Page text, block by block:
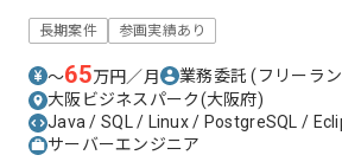
長期案件 参画実績あり
〜65万円／月 業務委託(フリーラ
大阪ビジネスパーク(大阪府)
Java / SQL / Linux / PostgreSQL /
サーバーエンジニア